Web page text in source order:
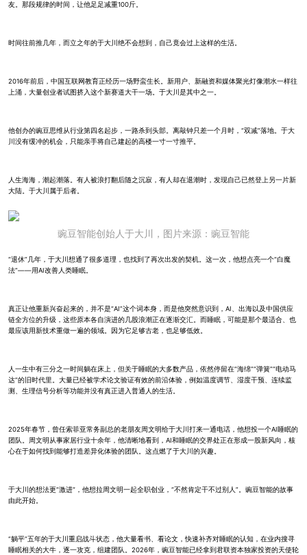
友。那段规律的时间，让他足足减重100斤。
时间往前推几年，而立之年的于大川绝不会想到，自己竟会过上这样的生活。
2016年前后，中国互联网教育正经历一场野蛮生长。新用户、新融资和媒体聚光灯像潮水一样往
上涌，大量创业者试图挤入这个新赛道大干一场。于大川是其中之一。
他创办的豌豆思维从行业第四名起步，一路杀到头部。离敲钟只差一个月时，“双减”落地。于大
川没有缓冲的机会，只能亲手将自己建起的高楼一寸一寸推平。
人生海海，潮起潮落。有人被浪打翻后随之沉寂，有人却在退潮时，发现自己已然登上另一片新
大陆。于大川属于后者。
豌豆智能创始人于大川，图片来源：豌豆智能
“退休”几年，于大川想通了很多道理，也找到了再次出发的契机。这一次，他想点亮一个“白魔
法”——用AI改善人类睡眠。
真正让他重新兴奋起来的，并不是“AI”这个词本身，而是他突然意识到，AI、出海以及中国供应
链全方位的升级，这些原本各自演进的几股浪潮正在逐渐交汇。而睡眠，可能是那个最适合、也
最应该用新技术重做一遍的领域。因为它足够古老，也足够低效。
人一生中有三分之一时间躺在床上，但关于睡眠的大多数产品，依然停留在“海绵”“弹簧”“电动马
达”的旧时代里。大量已经被学术论文验证有效的前沿体验，例如温度调节、湿度干预、连续监
测、生理信号分析等功能并没有真正进入普通人的生活。
2025年春节，曾任索菲亚常务副总的老朋友周文明给于大川打来一通电话，他想投一个AI睡眠的
团队。周文明从事家居行业十余年，他清晰地看到，AI和睡眠的交界处正在形成一股新风向，核
心在于如何找到能够打造差异化体验的团队。这点燃了于大川的兴趣。
于大川的想法更“激进“，他想拉周文明一起全职创业，“不然肯定干不过别人”。豌豆智能的故事
由此开始。
“躺平”五年的于大川重启战斗状态，他大量看书、看论文，快速补齐对睡眠的认知，在业内搜寻
睡眠相关的大牛，逐一攻克，组建团队。2026年，豌豆智能已经拿到君联资本独家投资的天使轮